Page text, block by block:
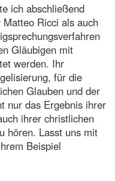
ich abschließend
Ricci als auch
Gläubigen mit
werden. Ihr
für die
Glauben und der
nur das Ergebnis ihrer
ihrer christlichen
hören. Lasst uns mit
Beispiel